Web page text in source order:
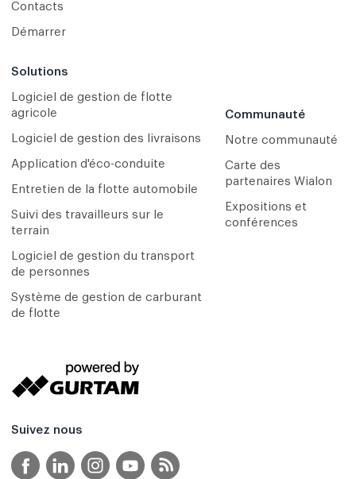
Contacts
Démarrer
Solutions
Logiciel de gestion de flotte
agricole
Logiciel de gestion des livraisons
Application d'éco-conduite
Entretien de la flotte automobile
Suivi des travailleurs sur le
terrain
Logiciel de gestion du transport
de personnes
Système de gestion de carburant
de flotte
Communauté
Notre communauté
Carte des
partenaires Wialon
Expositions et
conférences
Suivez nous